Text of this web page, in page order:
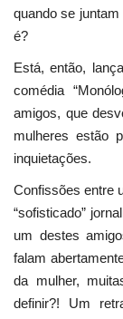
quando se
é?
Está, então,
comédia
amigos, que
mulheres estão
inquietações.
Confissões entre
“sofisticado”
um destes
falam
da mulher,
definir?! Um